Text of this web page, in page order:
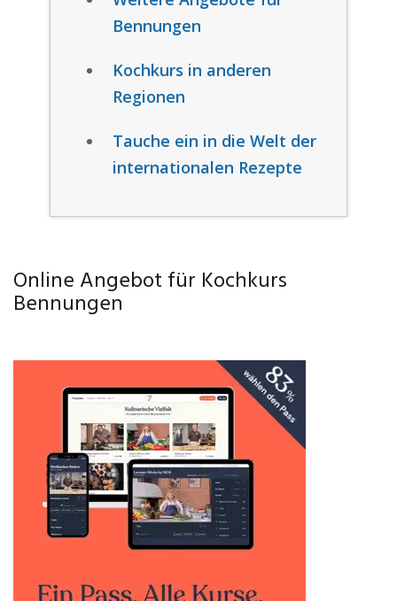
Bennungen
Kochkurs in anderen
Regionen
Tauche ein in die Welt der
internationalen Rezepte
Online Angebot für Kochkurs
Bennungen